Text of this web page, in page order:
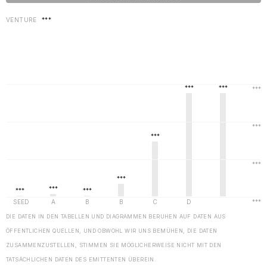
VENTURE ***
DIE DATEN IN DEN TABELLEN UND DIAGRAMMEN BERUHEN AUF DATEN AUS
ÖFFENTLICHEN QUELLEN, UND OBWOHL WIR UNS BEMÜHEN, DIE DATEN
ZUSAMMENZUSTELLEN, STIMMEN SIE MÖGLICHERWEISE NICHT MIT DEN
TATSÄCHLICHEN DATEN DES EMITTENTEN ÜBEREIN.